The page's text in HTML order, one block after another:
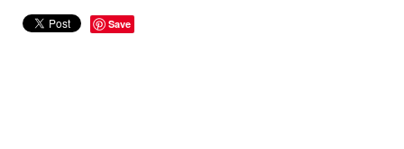
Save